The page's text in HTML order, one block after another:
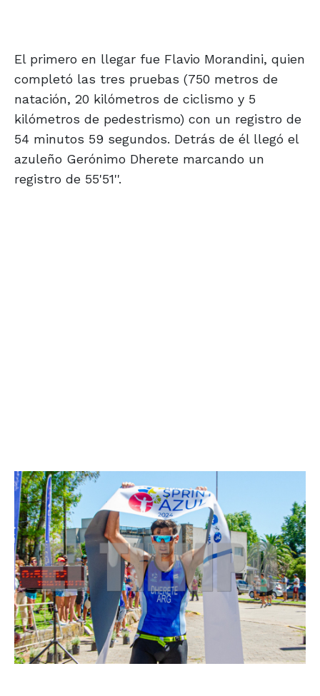
El primero en llegar fue Flavio Morandini, quien
completó las tres pruebas (750 metros de
natación, 20 kilómetros de ciclismo y 5
kilómetros de pedestrismo) con un registro de
54 minutos 59 segundos. Detrás de él llegó el
azuleño Gerónimo Dherete marcando un
registro de 55'51''.